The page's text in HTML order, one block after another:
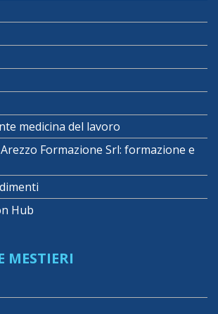
medicina del lavoro
Formazione Srl: formazione e
Hub
MESTIERI